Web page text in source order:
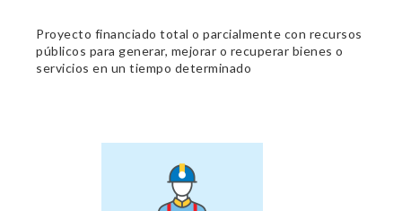
Proyecto financiado total o parcialmente con recursos
públicos para generar, mejorar o recuperar bienes o
servicios en un tiempo determinado